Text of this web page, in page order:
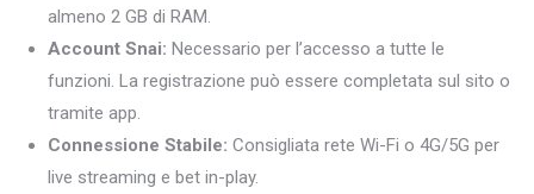
almeno 2 GB di RAM.
Account Snai: Necessario per l’accesso a tutte le
funzioni. La registrazione può essere completata sul sito o
tramite app.
Connessione Stabile: Consigliata rete Wi-Fi o 4G/5G per
live streaming e bet in-play.